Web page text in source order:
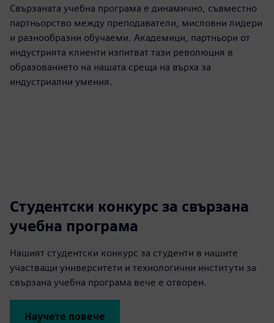
Свързаната учебна програма е динамично, съвместно
партньорство между преподаватели, мисловни лидери
и разнообразни обучаеми. Академици, партньори от
индустрията клиенти изпитват тази революция в
образованието на нашата среща на върха за
индустриални умения.
Студентски конкурс за свързана
учебна програма
Нашият студентски конкурс за студенти в нашите
участващи университети и технологични институти за
свързана учебна програма вече е отворен.
Научете повече